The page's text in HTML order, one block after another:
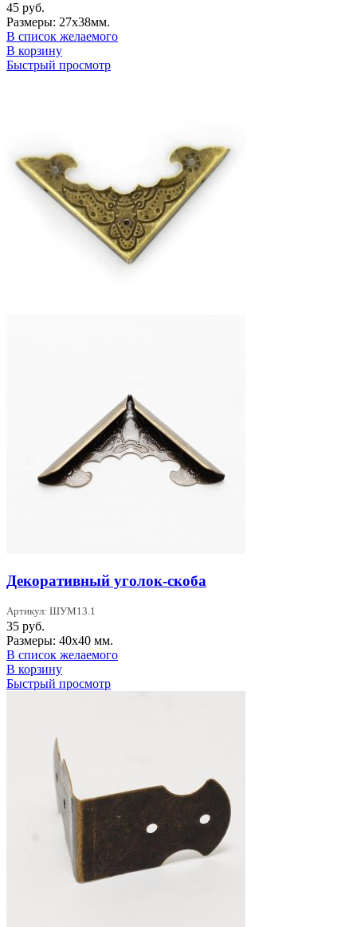
45 руб.
Размеры: 27х38мм.
В список желаемого
В корзину
Быстрый просмотр
Декоративный уголок-скоба
Артикул: ШУМ13.1
35 руб.
Размеры: 40х40 мм.
В список желаемого
В корзину
Быстрый просмотр